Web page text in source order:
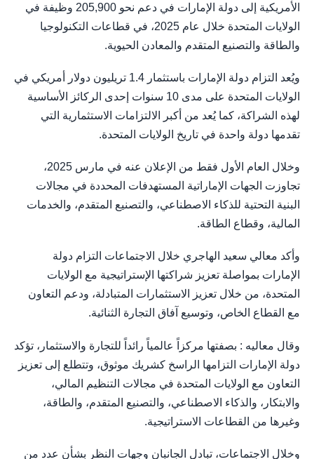
الأمريكية إلى دولة الإمارات في دعم نحو 205,900 وظيفة في
الولايات المتحدة خلال عام 2025، في قطاعات التكنولوجيا
والطاقة والتصنيع المتقدم والمعادن الحيوية.
ويُعد التزام دولة الإمارات باستثمار 1.4 تريليون دولار أمريكي في
الولايات المتحدة على مدى 10 سنوات إحدى الركائز الأساسية
لهذه الشراكة، كما يُعد من أكبر الالتزامات الاستثمارية التي
تقدمها دولة واحدة في تاريخ الولايات المتحدة.
وخلال العام الأول فقط من الإعلان عنه في مارس 2025،
تجاوزت الجهات الإماراتية المستهدفات المحددة في مجالات
البنية التحتية للذكاء الاصطناعي، والتصنيع المتقدم، والخدمات
المالية، وقطاع الطاقة.
وأكد معالي سعيد الهاجري خلال الاجتماعات التزام دولة
الإمارات بمواصلة تعزيز شراكتها الإستراتيجية مع الولايات
المتحدة، من خلال تعزيز الاستثمارات المتبادلة، ودعم التعاون
مع القطاع الخاص، وتوسيع آفاق التجارة الثنائية.
وقال معاليه : بصفتها مركزاً عالمياً رائداً للتجارة والاستثمار، تؤكد
دولة الإمارات التزامها الراسخ كشريك موثوق، وتتطلع إلى تعزيز
التعاون مع الولايات المتحدة في مجالات التنظيم المالي،
والابتكار، والذكاء الاصطناعي، والتصنيع المتقدم، والطاقة،
وغيرها من القطاعات الاستراتيجية.
وخلال الاجتماعات، تبادل الجانبان وجهات النظر بشأن عدد من